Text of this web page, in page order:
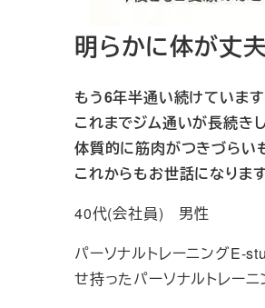
明らかに体が丈
もう6年半通い続けています
これまでジム通いが長続き
体質的に筋肉がつきづらい
これからもお世話になりま
40代(会社員) 男性
パーソナルトレーニングE-
せ持ったパーソナルトレー